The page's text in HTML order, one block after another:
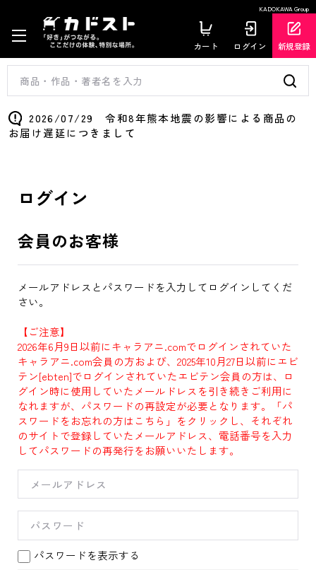
KADOKAWA Group
カート ログイン 新規登録
2026/07/29 令和8年熊本地震の影響による商品の
お届け遅延につきまして
ログイン
会員のお客様
メールアドレスとパスワードを入力してログインしてくだ
さい。
【ご注意】
2026年6月9日以前にキャラアニ.comでログインされていた
キャラアニ.com会員の方および、2025年10月27日以前にエビ
テン[ebten]でログインされていたエビテン会員の方は、ロ
グイン時に使用していたメールドレスを引き続きご利用に
なれますが、パスワードの再設定が必要となります。「パ
スワードをお忘れの方はこちら」をクリックし、それぞれ
のサイトで登録していたメールアドレス、電話番号を入力
してパスワードの再発行をお願いいたします。
パスワードを表示する